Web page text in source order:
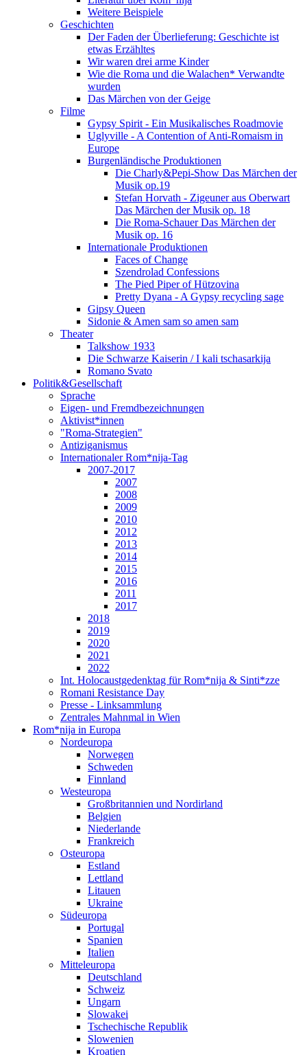
Weitere Beispiele
Geschichten
Der Faden der Überlieferung: Geschichte ist
etwas Erzähltes
Wir waren drei arme Kinder
Wie die Roma und die Walachen* Verwandte
wurden
Das Märchen von der Geige
Filme
Gypsy Spirit - Ein Musikalisches Roadmovie
Uglyville - A Contention of Anti-Romaism in
Europe
Burgenländische Produktionen
Die Charly&Pepi-Show Das Märchen der
Musik op.19
Stefan Horvath - Zigeuner aus Oberwart
Das Märchen der Musik op. 18
Die Roma-Schauer Das Märchen der
Musik op. 16
Internationale Produktionen
Faces of Change
Szendrolad Confessions
The Pied Piper of Hützovina
Pretty Dyana - A Gypsy recycling sage
Gipsy Queen
Sidonie & Amen sam so amen sam
Theater
Talkshow 1933
Die Schwarze Kaiserin / I kali tschasarkija
Romano Svato
Politik&Gesellschaft
Sprache
Eigen- und Fremdbezeichnungen
Aktivist*innen
"Roma-Strategien"
Antiziganismus
Internationaler Rom*nija-Tag
2007-2017
2007
2008
2009
2010
2012
2013
2014
2015
2016
2011
2017
2018
2019
2020
2021
2022
Int. Holocaustgedenktag für Rom*nija & Sinti*zze
Romani Resistance Day
Presse - Linksammlung
Zentrales Mahnmal in Wien
Rom*nija in Europa
Nordeuropa
Norwegen
Schweden
Finnland
Westeuropa
Großbritannien und Nordirland
Belgien
Niederlande
Frankreich
Osteuropa
Estland
Lettland
Litauen
Ukraine
Südeuropa
Portugal
Spanien
Italien
Mitteleuropa
Deutschland
Schweiz
Ungarn
Slowakei
Tschechische Republik
Slowenien
Kroatien